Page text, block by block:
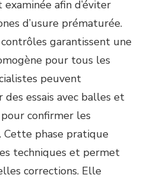
afin d’éviter
d’usure prématurée.
garantissent une
pour tous les
peuvent
essais avec balles et
confirmer les
Cette phase pratique
techniques et permet
corrections. Elle